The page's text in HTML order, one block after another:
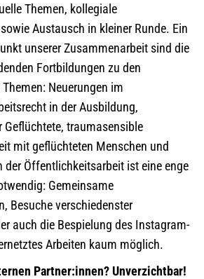
Themen, kollegiale
Austausch in kleiner Runde. Ein
unserer Zusammenarbeit sind die
Fortbildungen zu den
Neuerungen im
in der Ausbildung,
traumasensible
mit geflüchteten Menschen und
der Öffentlichkeitsarbeit ist eine enge
Gemeinsame
Besuche verschiedenster
auch die Bespielung des Instagram-
Arbeiten kaum möglich.
Partner:innen? Unverzichtbar!